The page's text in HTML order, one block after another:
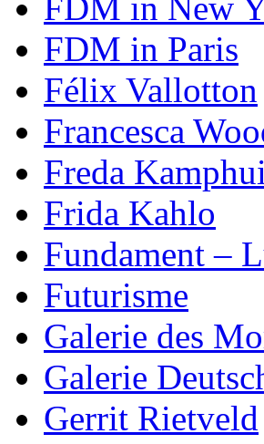
FDM in New
FDM in Paris
Félix Vallotton
Francesca
Freda
Frida Kahlo
Fundament –
Futurisme
Galerie des
Galerie
Gerrit Rietveld